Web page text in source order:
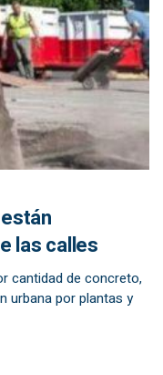
las calles
cantidad de concreto,
urbana por plantas y